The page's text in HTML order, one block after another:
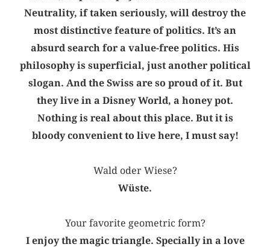
Neutrality, if taken seriously, will destroy the
most distinctive feature of politics. It’s an
absurd search for a value-free politics. His
philosophy is superficial, just another political
slogan. And the Swiss are so proud of it. But
they live in a Disney World, a honey pot.
Nothing is real about this place. But it is
bloody convenient to live here, I must say!
Wald oder Wiese?
Wüste.
Your favorite geometric form?
I enjoy the magic triangle. Specially in a love